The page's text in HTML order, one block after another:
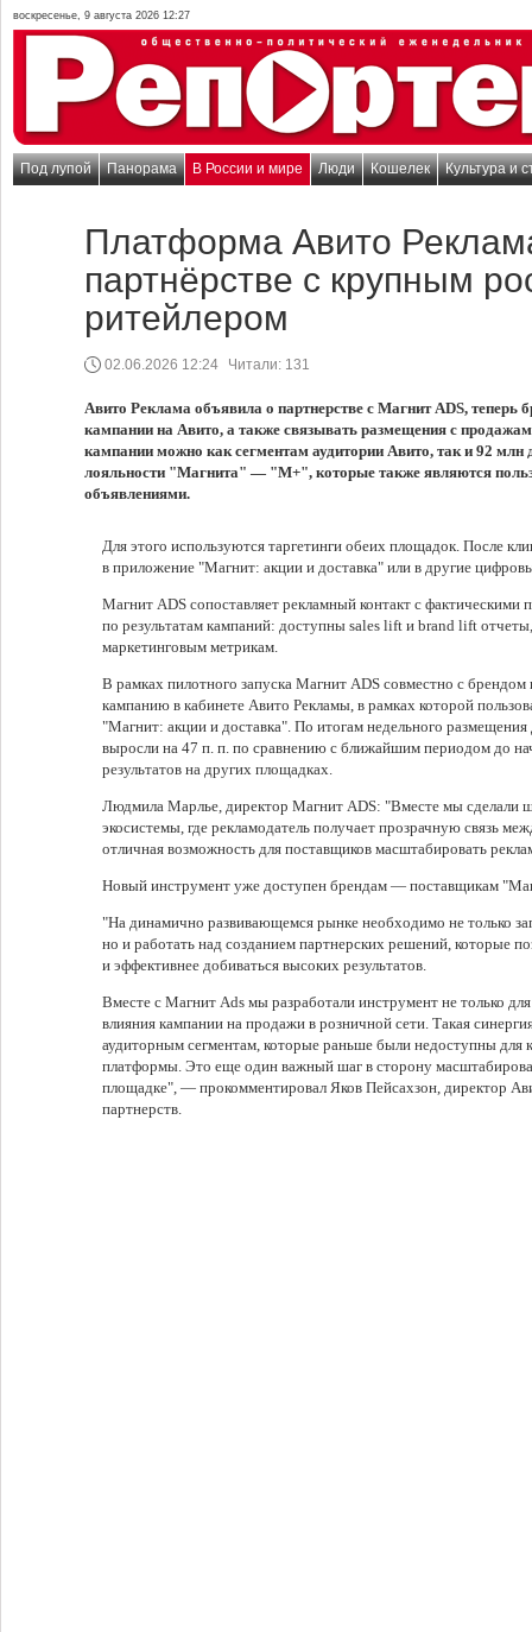
воскресенье, 9 августа 2026 12:27
Под лупой Панорама В России и мире Люди Кошелек Культура и
Платформа Авито
партнёрстве с крупным
ритейлером
02.06.2026 12:24 Читали: 131
Авито Реклама объявила о партнерстве с Магнит ADS, теперь
кампании на Авито, а также связывать размещения с
кампании можно как сегментам аудитории Авито, так и 92
лояльности "Магнита" — "М+", которые также являются
объявлениями.
Для этого используются таргетинги обеих площадок. После
в приложение "Магнит: акции и доставка" или в другие
Магнит ADS сопоставляет рекламный контакт с фактическими
по результатам кампаний: доступны sales lift и brand lift
маркетинговым метрикам.
В рамках пилотного запуска Магнит ADS совместно с
кампанию в кабинете Авито Рекламы, в рамках которой
"Магнит: акции и доставка". По итогам недельного
выросли на 47 п. п. по сравнению с ближайшим периодом до
результатов на других площадках.
Людмила Марлье, директор Магнит ADS: "Вместе мы сделали
экосистемы, где рекламодатель получает прозрачную связь
отличная возможность для поставщиков масштабировать
Новый инструмент уже доступен брендам — поставщикам
"На динамично развивающемся рынке необходимо не только
но и работать над созданием партнерских решений, которые
и эффективнее добиваться высоких результатов.
Вместе с Магнит Ads мы разработали инструмент не только
влияния кампании на продажи в розничной сети. Такая
аудиторным сегментам, которые раньше были недоступны для
платформы. Это еще один важный шаг в сторону
площадке", — прокомментировал Яков Пейсахзон, директор
партнерств.